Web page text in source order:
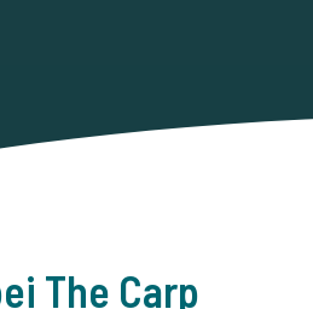
The Carp